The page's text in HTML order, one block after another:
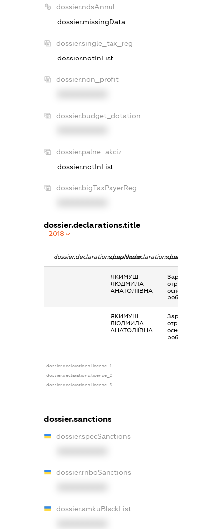
dossier.ndsAnnul
dossier.missingData
dossier.single_tax_reg
dossier.notInList
dossier.non_profit
dossier.budget_dotation
dossier.palne_akciz
dossier.notInList
dossier.bigTaxPayerReg
dossier.declarations.title
2018
dossier.declarations.pepNamedossier.declarations.personName
ЯКИМУШ
ЛЮДМИЛА
АНАТОЛІЇВНА
Заробітна плата
отримана за
основним місцем
роботи
ЯКИМУШ
ЛЮДМИЛА
АНАТОЛІЇВНА
Заробітна плата
отримана за
основним місцем
роботи
dossier.declarations.license_1
dossier.declarations.license_2
dossier.declarations.license_3
dossier.sanctions
dossier.specSanctions
dossier.rnboSanctions
dossier.amkuBlackList